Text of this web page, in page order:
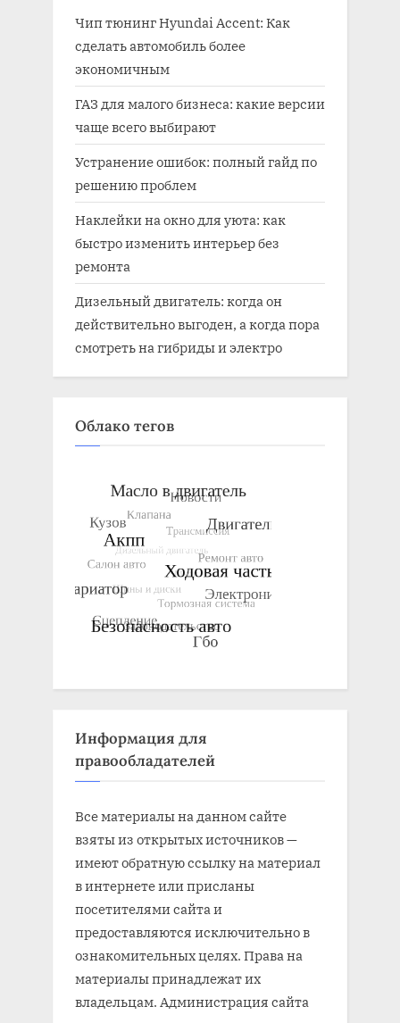
Чип тюнинг Hyundai Accent: Как
сделать автомобиль более
экономичным
ГАЗ для малого бизнеса: какие версии
чаще всего выбирают
Устранение ошибок: полный гайд по
решению проблем
Наклейки на окно для уюта: как
быстро изменить интерьер без
ремонта
Дизельный двигатель: когда он
действительно выгоден, а когда пора
смотреть на гибриды и электро
Облако тегов
Информация для
правообладателей
Все материалы на данном сайте
взяты из открытых источников —
имеют обратную ссылку на материал
в интернете или присланы
посетителями сайта и
предоставляются исключительно в
ознакомительных целях. Права на
материалы принадлежат их
владельцам. Администрация сайта